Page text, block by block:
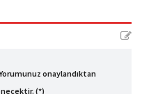
onaylandıktan
(*)